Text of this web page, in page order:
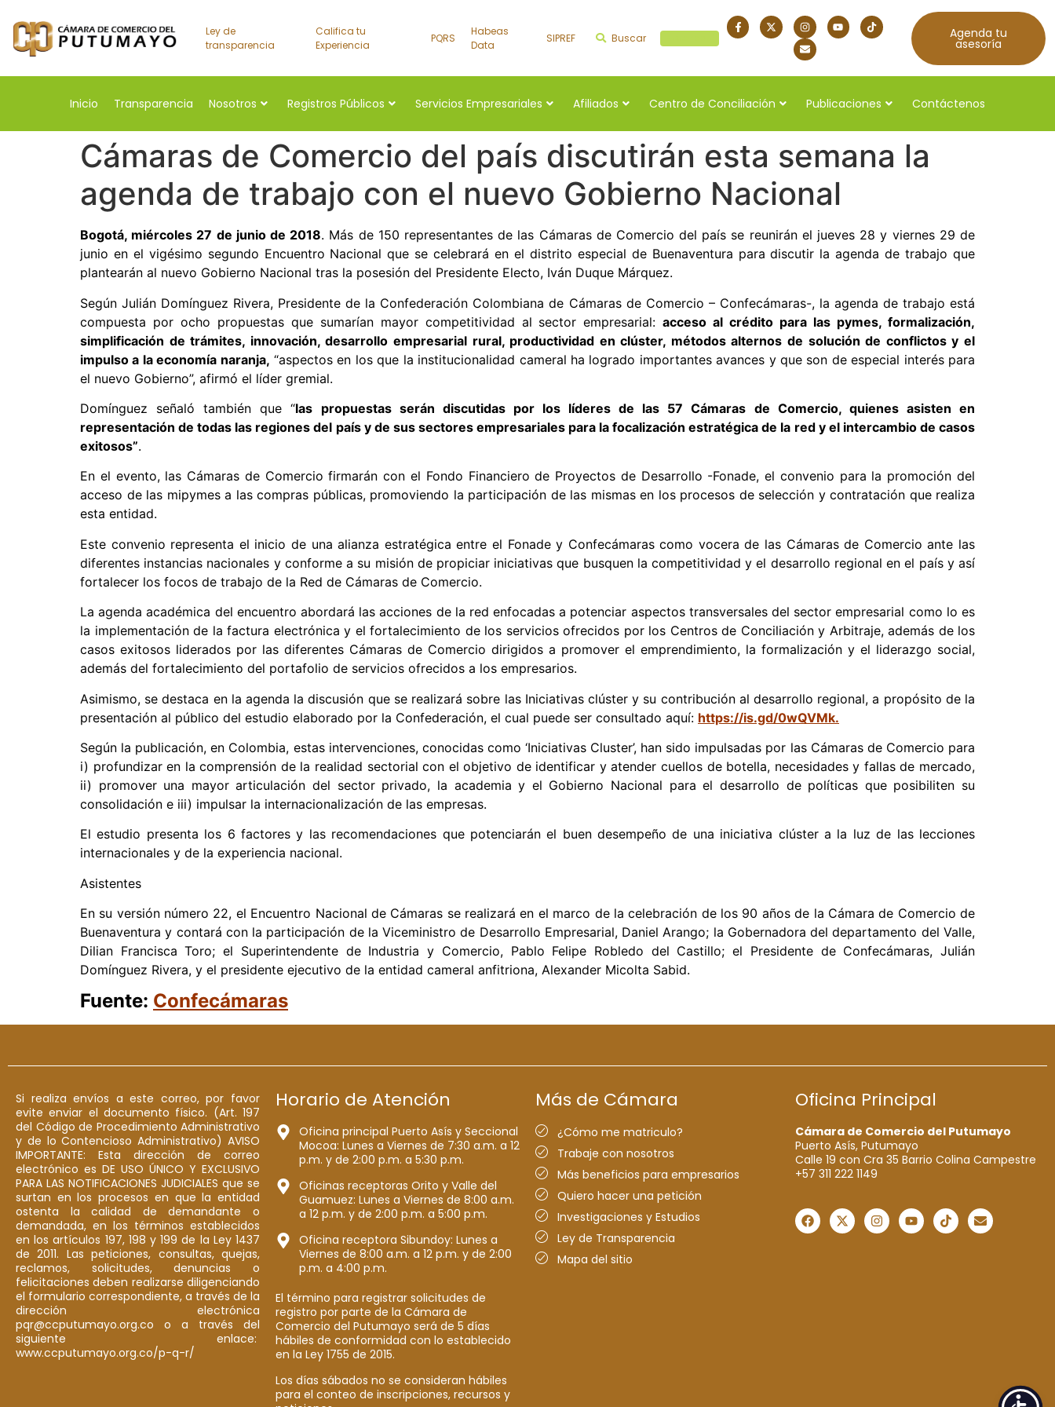
Ley de
transparencia
Califica tu
Experiencia
PQRS
Habeas
Data
SIPREF Buscar Agenda tu
asesoría
Inicio Transparencia Nosotros Registros Públicos Servicios Empresariales Afiliados Centro de Conciliación Publicaciones Contáctenos
Cámaras de Comercio del país discutirán esta semana la
agenda de trabajo con el nuevo Gobierno Nacional
Bogotá, miércoles 27 de junio de 2018. Más de 150 representantes de las Cámaras de Comercio del país se reunirán el jueves 28 y viernes 29 de
junio en el vigésimo segundo Encuentro Nacional que se celebrará en el distrito especial de Buenaventura para discutir la agenda de trabajo que
plantearán al nuevo Gobierno Nacional tras la posesión del Presidente Electo, Iván Duque Márquez.
Según Julián Domínguez Rivera, Presidente de la Confederación Colombiana de Cámaras de Comercio – Confecámaras-, la agenda de trabajo está
compuesta por ocho propuestas que sumarían mayor competitividad al sector empresarial:acceso al crédito para las pymes, formalización,
simplificación de trámites, innovación, desarrollo empresarial rural, productividad en clúster, métodos alternos de solución de conflictos y el
impulso a la economía naranja, “aspectos en los que la institucionalidad cameral ha logrado importantes avances y que son de especial interés para
el nuevo Gobierno”, afirmó el líder gremial.
Domínguez señaló también que “las propuestas serán discutidas por los líderes de las 57 Cámaras de Comercio, quienes asisten en
representación de todas las regiones del país y de sus sectores empresariales para la focalización estratégica de la red y el intercambio de casos
exitosos”.
En el evento, las Cámaras de Comercio firmarán con el Fondo Financiero de Proyectos de Desarrollo -Fonade, el convenio para la promoción del
acceso de las mipymes a las compras públicas, promoviendo la participación de las mismas en los procesos de selección y contratación que realiza
esta entidad.
Este convenio representa el inicio de una alianza estratégica entre el Fonade y Confecámaras como vocera de las Cámaras de Comercio ante las
diferentes instancias nacionales y conforme a su misión de propiciar iniciativas que busquen la competitividad y el desarrollo regional en el país y así
fortalecer los focos de trabajo de la Red de Cámaras de Comercio.
La agenda académica del encuentro abordará las acciones de la red enfocadas a potenciar aspectos transversales del sector empresarial como lo es
la implementación de la factura electrónica y el fortalecimiento de los servicios ofrecidos por los Centros de Conciliación y Arbitraje, además de los
casos exitosos liderados por las diferentes Cámaras de Comercio dirigidos a promover el emprendimiento, la formalización y el liderazgo social,
además del fortalecimiento del portafolio de servicios ofrecidos a los empresarios.
Asimismo, se destaca en la agenda la discusión que se realizará sobre las Iniciativas clúster y su contribución al desarrollo regional, a propósito de la
presentación al público del estudio elaborado por la Confederación, el cual puede ser consultado aquí: https://is.gd/0wQVMk.
Según la publicación, en Colombia, estas intervenciones, conocidas como ‘Iniciativas Cluster’, han sido impulsadas por las Cámaras de Comercio para
i) profundizar en la comprensión de la realidad sectorial con el objetivo de identificar y atender cuellos de botella, necesidades y fallas de mercado,
ii) promover una mayor articulación del sector privado, la academia y el Gobierno Nacional para el desarrollo de políticas que posibiliten su
consolidación e iii) impulsar la internacionalización de las empresas.
El estudio presenta los 6 factores y las recomendaciones que potenciarán el buen desempeño de una iniciativa clúster a la luz de las lecciones
internacionales y de la experiencia nacional.
Asistentes
En su versión número 22, el Encuentro Nacional de Cámaras se realizará en el marco de la celebración de los 90 años de la Cámara de Comercio de
Buenaventura y contará con la participación de la Viceministro de Desarrollo Empresarial, Daniel Arango; la Gobernadora del departamento del Valle,
Dilian Francisca Toro; el Superintendente de Industria y Comercio, Pablo Felipe Robledo del Castillo; el Presidente de Confecámaras, Julián
Domínguez Rivera, y el presidente ejecutivo de la entidad cameral anfitriona, Alexander Micolta Sabid.
Fuente: Confecámaras
Si realiza envíos a este correo, por favor
evite enviar el documento físico. (Art. 197
del Código de Procedimiento Administrativo
y de lo Contencioso Administrativo) AVISO
IMPORTANTE: Esta dirección de correo
electrónico es DE USO ÚNICO Y EXCLUSIVO
PARA LAS NOTIFICACIONES JUDICIALES que se
surtan en los procesos en que la entidad
ostenta la calidad de demandante o
demandada, en los términos establecidos
en los artículos 197, 198 y 199 de la Ley 1437
de 2011. Las peticiones, consultas, quejas,
reclamos, solicitudes, denuncias o
felicitaciones deben realizarse diligenciando
el formulario correspondiente, a través de la
dirección electrónica
pqr@ccputumayo.org.co o a través del
siguiente enlace:
www.ccputumayo.org.co/p-q-r/
Horario de Atención
Oficina principal Puerto Asís y Seccional
Mocoa: Lunes a Viernes de 7:30 a.m. a 12
p.m. y de 2:00 p.m. a 5:30 p.m.
Oficinas receptoras Orito y Valle del
Guamuez: Lunes a Viernes de 8:00 a.m.
a 12 p.m. y de 2:00 p.m. a 5:00 p.m.
Oficina receptora Sibundoy: Lunes a
Viernes de 8:00 a.m. a 12 p.m. y de 2:00
p.m. a 4:00 p.m.
El término para registrar solicitudes de
registro por parte de la Cámara de
Comercio del Putumayo será de 5 días
hábiles de conformidad con lo establecido
en la Ley 1755 de 2015.
Los días sábados no se consideran hábiles
para el conteo de inscripciones, recursos y
Más de Cámara
¿Cómo me matriculo?
Trabaje con nosotros
Más beneficios para empresarios
Quiero hacer una petición
Investigaciones y Estudios
Ley de Transparencia
Mapa del sitio
Oficina Principal
Cámara de Comercio del Putumayo
Puerto Asís, Putumayo
Calle 19 con Cra 35 Barrio Colina Campestre
+57 311 222 1149